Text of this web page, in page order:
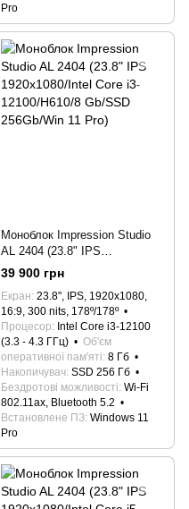
Pro
Моноблок Impression Studio
AL 2404 (23.8" IPS
1920x1080/Intel Core i3-
12100/H610/8 Gb/SSD
256Gb/Win 11 Pro)
39 900 грн
Екран 23.8", IPS, 1920x1080,
16:9, 300 nits, 178º/178º
Процесор Intel Core i3-12100
(3.3 - 4.3 ГГц)
Об'єм
оперативної пам'яті 8 Гб
Накопичувач SSD 256 Гб
Бездротові можливості Wi-Fi
802.11ax, Bluetooth 5.2
Встановлене ПЗ Windows 11
Pro